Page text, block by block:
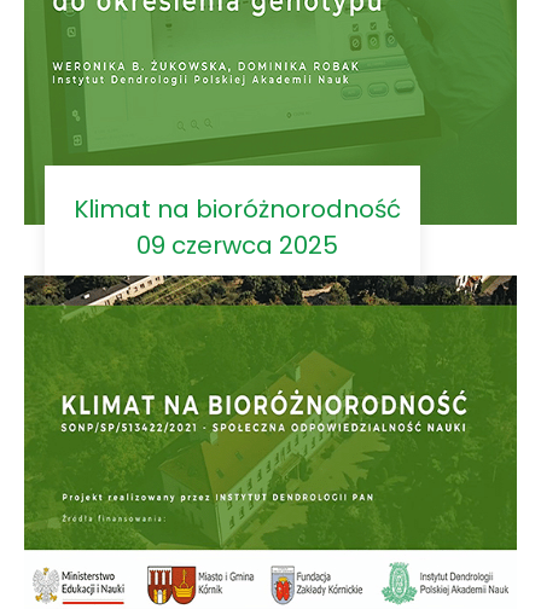
Klimat na bioróżnorodność
09 czerwca 2025